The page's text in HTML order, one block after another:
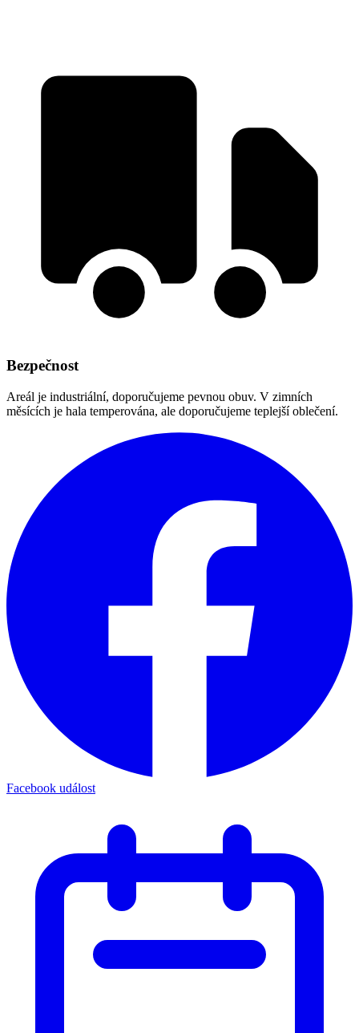
Bezpečnost
Areál je industriální, doporučujeme pevnou obuv. V zimních
měsících je hala temperována, ale doporučujeme teplejší oblečení.
Facebook událost